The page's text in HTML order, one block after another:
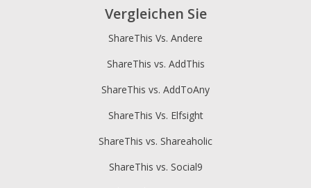
Vergleichen Sie
ShareThis Vs. Andere
ShareThis vs. AddThis
ShareThis vs. AddToAny
ShareThis Vs. Elfsight
ShareThis vs. Shareaholic
ShareThis vs. Social9